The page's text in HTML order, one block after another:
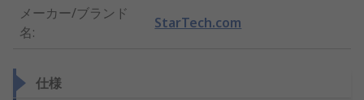
メーカー/ブランド
名:
StarTech.com
仕様